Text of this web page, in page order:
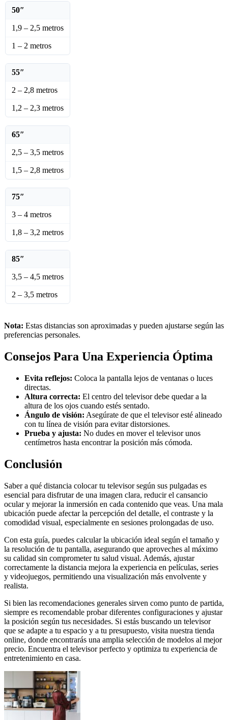
50″
1,9 – 2,5 metros
1 – 2 metros
55″
2 – 2,8 metros
1,2 – 2,3 metros
65″
2,5 – 3,5 metros
1,5 – 2,8 metros
75″
3 – 4 metros
1,8 – 3,2 metros
85″
3,5 – 4,5 metros
2 – 3,5 metros
Nota: Estas distancias son aproximadas y pueden ajustarse según las
preferencias personales.
Consejos Para Una Experiencia Óptima
Evita reflejos: Coloca la pantalla lejos de ventanas o luces
directas.
Altura correcta: El centro del televisor debe quedar a la
altura de los ojos cuando estés sentado.
Ángulo de visión: Asegúrate de que el televisor esté alineado
con tu línea de visión para evitar distorsiones.
Prueba y ajusta: No dudes en mover el televisor unos
centímetros hasta encontrar la posición más cómoda.
Conclusión
Saber a qué distancia colocar tu televisor según sus pulgadas es
esencial para disfrutar de una imagen clara, reducir el cansancio
ocular y mejorar la inmersión en cada contenido que veas. Una mala
ubicación puede afectar la percepción del detalle, el contraste y la
comodidad visual, especialmente en sesiones prolongadas de uso.
Con esta guía, puedes calcular la ubicación ideal según el tamaño y
la resolución de tu pantalla, asegurando que aproveches al máximo
su calidad sin comprometer tu salud visual. Además, ajustar
correctamente la distancia mejora la experiencia en películas, series
y videojuegos, permitiendo una visualización más envolvente y
realista.
Si bien las recomendaciones generales sirven como punto de partida,
siempre es recomendable probar diferentes configuraciones y ajustar
la posición según tus necesidades. Si estás buscando un televisor
que se adapte a tu espacio y a tu presupuesto, visita nuestra tienda
online, donde encontrarás una amplia selección de modelos al mejor
precio. Encuentra el televisor perfecto y optimiza tu experiencia de
entretenimiento en casa.